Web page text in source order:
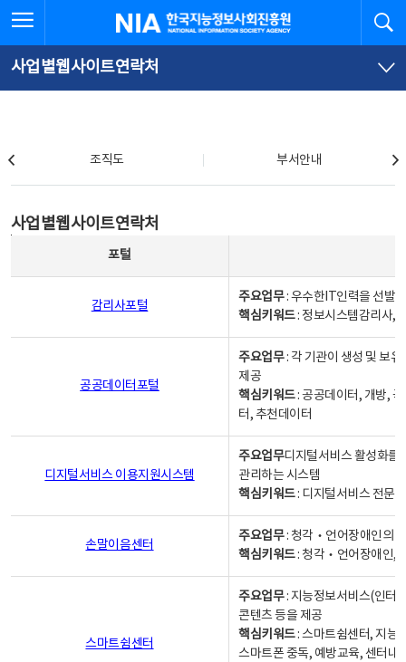
문
로
가
체
뉴
바
가
한국지능정보사회진흥원
사업별웹사이트연락처
조직도 부서안내
사업별웹사이트연락처
포털
감리사포털
주요업무: 우수한IT인력을 선발
핵심키워드: 정보시스템감리사,
공공데이터포털
주요업무: 각 기관이 생성 및 보
제공
핵심키워드: 공공데이터, 개방,
터, 추천데이터
디지털서비스 이용지원시스템
주요업무디지털서비스 활성화를
관리하는 시스템
핵심키워드: 디지털서비스 전문
손말이음센터
주요업무: 청각‧언어장애인의
핵심키워드: 청각‧언어장애인,
스마트쉼센터
주요업무: 지능정보서비스(인터
콘텐츠 등을 제공
핵심키워드: 스마트쉼센터, 지능
스마트폰 중독, 예방교육, 센터내